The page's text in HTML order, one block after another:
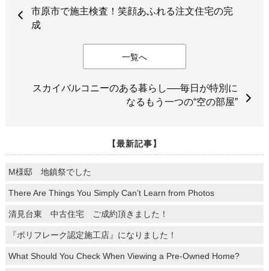
市原市で施主検査！笑顔あふれる注文住宅の完
成
一覧へ
スカイバルコニーのある暮らし──毎日が特別に
なるもう一つの“空の部屋”
【最新記事】
M様邸 地鎮祭でした
There Are Things You Simply Can’t Learn from Photos
清見台東 中古住宅 ご成約頂きました！
『ポリフレーク認定施工店』になりました！
What Should You Check When Viewing a Pre-Owned Home?